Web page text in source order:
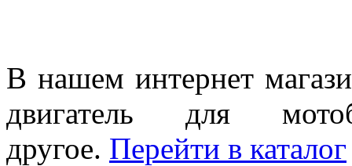
В нашем интернет
двигатель для
другое. Перейти в каталог